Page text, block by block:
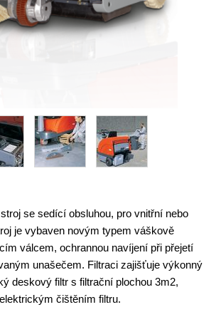
se sedící obsluhou, pro vnitřní nebo
je vybaven novým typem váškově
válcem, ochrannou navíjení při přejetí
unašečem. Filtraci zajišťuje výkonný
deskový filtr s filtrační plochou 3m2,
čištěním filtru.